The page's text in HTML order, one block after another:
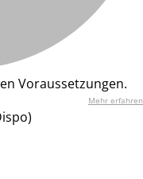
Voraussetzungen.
Mehr erfahren